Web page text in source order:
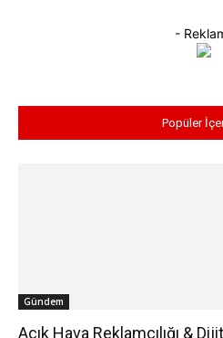
-
Popüler
Gündem
Açık Hava Reklamcılığı &